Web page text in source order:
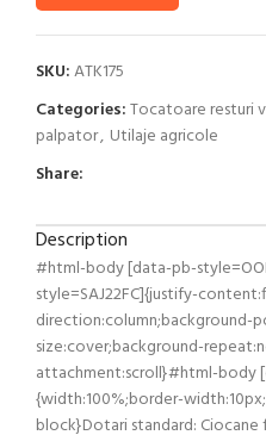
SKU:ATK175
Categories:Tocatoare resturi
palpator, Utilaje agricole
Share:
Description
#html-body [data-pb-
style=SAJ22FC]{justify-
size:cover;background-
attachment:scroll}#html-body
{width:100%;border-
block}Dotari standard: